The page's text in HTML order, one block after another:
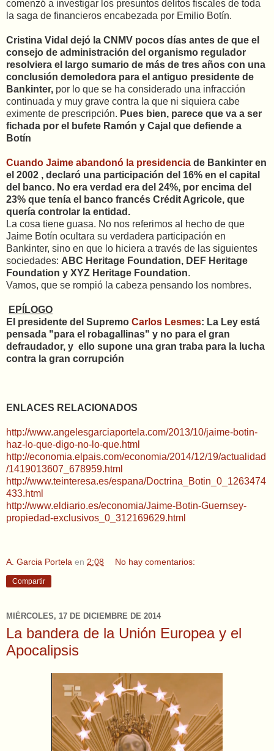
comenzó a investigar los presuntos delitos fiscales de toda
la saga de financieros encabezada por Emilio Botín.
Cristina Vidal dejó la CNMV pocos días antes de que el
consejo de administración del organismo regulador
resolviera el largo sumario de más de tres años con una
conclusión demoledora para el antiguo presidente de
Bankinter, por lo que se ha considerado una infracción
continuada y muy grave contra la que ni siquiera cabe
eximente de prescripción. Pues bien, parece que va a ser
fichada por el bufete Ramón y Cajal que defiende a
Botín
Cuando Jaime abandonó la presidencia de Bankinter en
el 2002 , declaró una participación del 16% en el capital
del banco. No era verdad era del 24%, por encima del
23% que tenía el banco francés Crédit Agricole, que
quería controlar la entidad.
La cosa tiene guasa. No nos referimos al hecho de que
Jaime Botín ocultara su verdadera participación en
Bankinter, sino en que lo hiciera a través de las siguientes
sociedades: ABC Heritage Foundation, DEF Heritage
Foundation y XYZ Heritage Foundation.
Vamos, que se rompió la cabeza pensando los nombres.
EPÍLOGO
El presidente del Supremo Carlos Lesmes: La Ley está
pensada "para el robagallinas" y no para el gran
defraudador, y ello supone una gran traba para la lucha
contra la gran corrupción
ENLACES RELACIONADOS
http://www.angelesgarciaportela.com/2013/10/jaime-botin-
haz-lo-que-digo-no-lo-que.html
http://economia.elpais.com/economia/2014/12/19/actualidad
/1419013607_678959.html
http://www.teinteresa.es/espana/Doctrina_Botin_0_1263474
433.html
http://www.eldiario.es/economia/Jaime-Botin-Guernsey-
propiedad-exclusivos_0_312169629.html
A. Garcia Portela en 2:08 No hay comentarios:
Compartir
MIÉRCOLES, 17 DE DICIEMBRE DE 2014
La bandera de la Unión Europea y el
Apocalipsis